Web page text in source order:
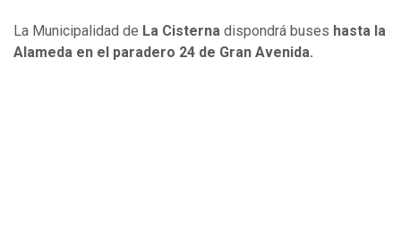
La Municipalidad de La Cisterna dispondrá buses hasta la
Alameda en el paradero 24 de Gran Avenida.